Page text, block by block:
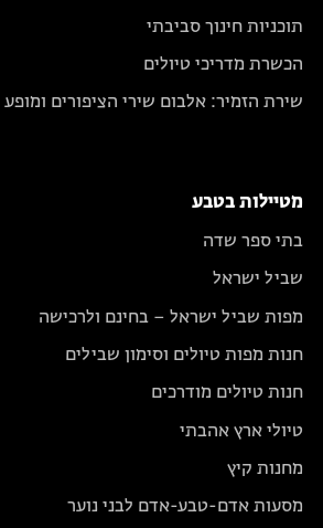
תוכניות חינוך סביבתי
הכשרת מדריכי טיולים
שירת הזמיר: אלבום שירי הציפורים ומופע
מטיילות בטבע
בתי ספר שדה
שביל ישראל
מפות שביל ישראל – בחינם ולרכישה
חנות מפות טיולים וסימון שבילים
חנות טיולים מודרכים
טיולי ארץ אהבתי
מחנות קיץ
מסעות אדם-טבע-אדם לבני נוער